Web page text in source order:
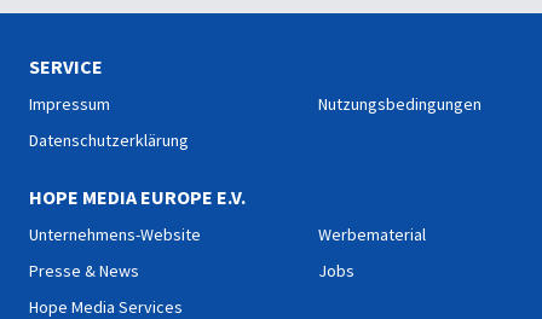
SERVICE
Impressum
Datenschutzerklärung
Nutzungsbedingungen
HOPE MEDIA EUROPE E.V.
Unternehmens-Website
Presse & News
Hope Media Services
Werbematerial
Jobs